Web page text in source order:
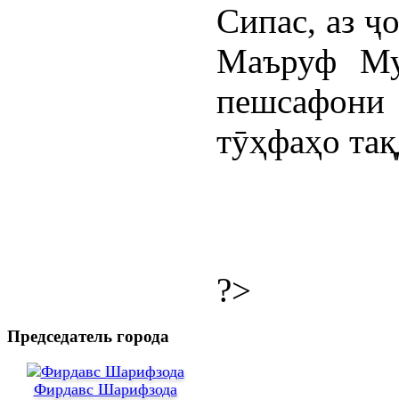
Сипас, аз
Маъруф
тӯҳфаҳо
?>
Председатель города
Фирдавс Шарифзода